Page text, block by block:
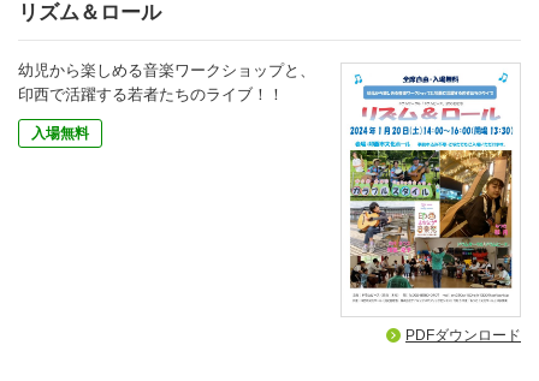
リズム＆ロール
幼児から楽しめる音楽ワークショップと、
印西で活躍する若者たちのライブ！！
入場無料
PDFダウンロード